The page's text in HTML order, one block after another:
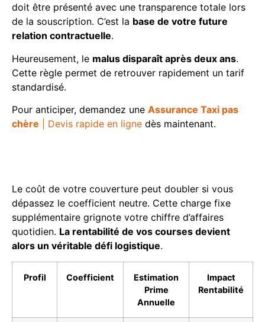
doit être présenté avec une transparence totale lors
de la souscription. C’est la base de votre future
relation contractuelle.
Heureusement, le malus disparaît après deux ans.
Cette règle permet de retrouver rapidement un tarif
standardisé.
Pour anticiper, demandez une Assurance Taxi pas
chère | Devis rapide en ligne dès maintenant.
Le coût de votre couverture peut doubler si vous
dépassez le coefficient neutre. Cette charge fixe
supplémentaire grignote votre chiffre d’affaires
quotidien. La rentabilité de vos courses devient
alors un véritable défi logistique.
Profil Coefficient
Estimation
Prime
Annuelle
Impact
Rentabilité